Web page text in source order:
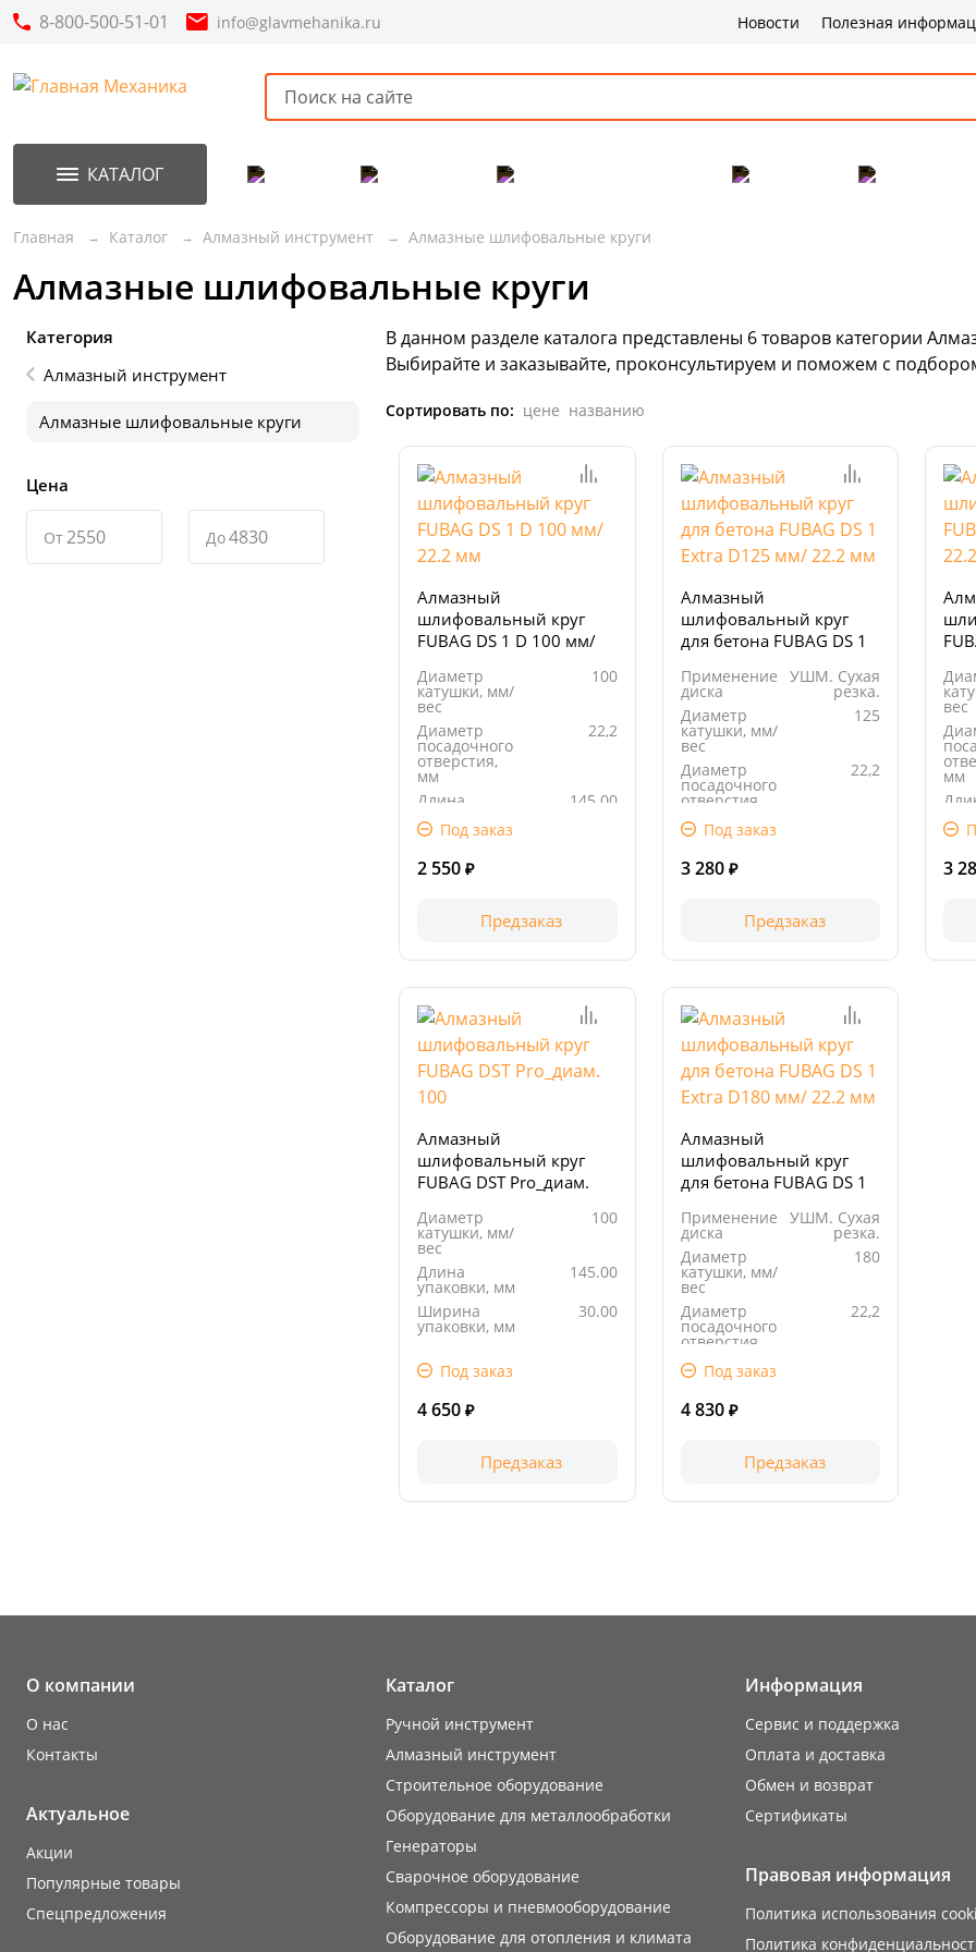
8-800-500-51-01 info@glavmehanika.ru Новости Полезная
КАТАЛОГ
Главная Каталог Алмазный инструмент Алмазные шлифовальные круги
Алмазные шлифовальные круги
Категория
Алмазный инструмент
Алмазные шлифовальные круги
Цена
От До
В данном разделе каталога представлены 6товаров категории
Выбирайте и заказывайте, проконсультируем и поможем с
Сортировать по: цене названию
Алмазный
шлифовальный круг
FUBAG DS 1 D 100 мм/
Диаметр
катушки, мм/
вес
100
Диаметр
посадочного
отверстия,
мм
22,2
Длина
145.00
Ширина
Под заказ
2 550 ₽
Предзаказ
Алмазный
шлифовальный круг
для бетона FUBAG DS 1
Применение
диска
УШМ. Сухая
резка.
Диаметр
катушки, мм/
вес
125
Диаметр
посадочного
отверстия,
22,2
ДлинаПод заказ
3 280 ₽
Предзаказ
вес
мм
3
Алмазный
шлифовальный круг
FUBAG DST Pro_диам.
Диаметр
катушки, мм/
вес
100
Длина
упаковки, мм
145.00
Ширина
упаковки, мм
30.00
упаковки, мм
Под заказ
4 650 ₽
Предзаказ
Алмазный
шлифовальный круг
для бетона FUBAG DS 1
Применение
диска
УШМ. Сухая
резка.
Диаметр
катушки, мм/
вес
180
Диаметр
посадочного
отверстия,
22,2
ДлинаПод заказ
4 830 ₽
Предзаказ
О компании
О нас
Контакты
Актуальное
Акции
Популярные товары
Cпецпредложения
Каталог
Ручной инструмент
Алмазный инструмент
Строительное оборудование
Оборудование для металлообработки
Генераторы
Сварочное оборудование
Компрессоры и пневмооборудование
Оборудование для отопления и климата
Информация
Сервис и поддержка
Оплата и доставка
Обмен и возврат
Сертификаты
Правовая информация
Политика использования
Политика